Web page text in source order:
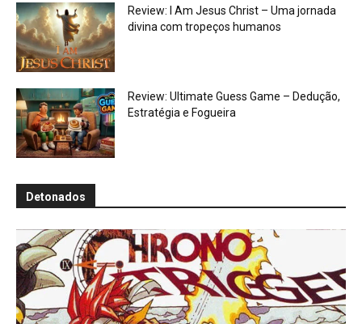
Review: I Am Jesus Christ – Uma jornada
divina com tropeços humanos
Review: Ultimate Guess Game – Dedução,
Estratégia e Fogueira
Detonados